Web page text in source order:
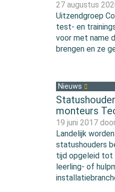
27 augustus
Uitzendgroep
test- en
voor met name
brengen en ze
Nieuws
monteurs
19 juni 2017
Landelijk
statushouders
tijd opgeleid tot
leerling- of